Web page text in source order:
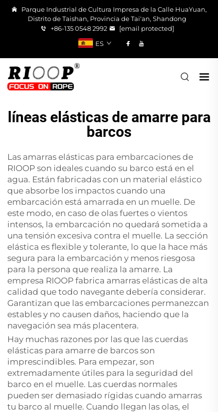
Parque Industrial de Cultura Impresa de la Calle HuaYuan,
Distrito de Taishan, Provincia de Tai'an, Shandong
+86-135 0548 2992
[email protected]
ES
líneas elásticas de amarre para
barcos
Las amarras elásticas para embarcaciones de
RIOOP son ideales cuando su barco está en el
agua. Están fabricadas con un material elástico
que absorbe los impactos cuando una
embarcación está amarrada en un muelle. De
este modo, en caso de olas fuertes o vientos
intensos, la embarcación no quedará sometida a
una tensión excesiva contra el muelle. La sección
elástica es flexible y tolerante, lo que la hace más
segura para la embarcación y menos riesgosa
para la persona que realiza la amarre. La
empresa RIOOP fabrica amarras elásticas de alta
calidad que todo navegante debería considerar.
Garantizan que las embarcaciones permanezcan
estables y no causen daños, haciendo que la
navegación sea más placentera.
Hay muchas razones por las que las cuerdas
elásticas para amarre de barcos son
imprescindibles. Para empezar, son
extremadamente útiles para la seguridad del
barco en el muelle. Las cuerdas normales
pueden ser demasiado rígidas cuando amarras
tu barco al muelle. Cuando llegan las olas, el